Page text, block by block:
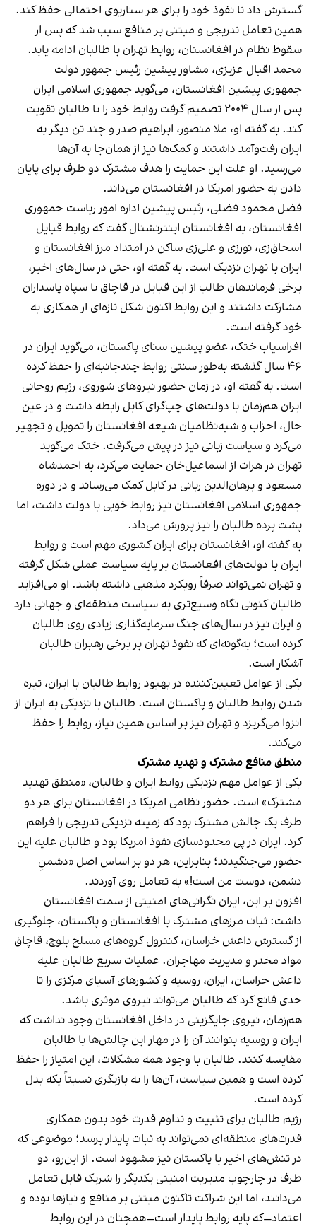
گسترش داد تا نفوذ خود را برای هر سناریوی احتمالی حفظ کند.
همین تعامل تدریجی و مبتنی بر منافع سبب شد که پس از
سقوط نظام در افغانستان، روابط تهران با طالبان ادامه یابد.
محمد اقبال عزیزی، مشاور پیشین رئیس جمهور دولت
جمهوری پیشین افغانستان، می‌گوید جمهوری اسلامی ایران
پس از سال ۲۰۰۴ تصمیم گرفت روابط خود را با طالبان تقویت
کند. به گفته او، ملا منصور، ابراهیم صدر و چند تن دیگر به
ایران رفت‌وآمد داشتند و کمک‌ها نیز از همان‌جا به آن‌ها
می‌رسید. او علت این حمایت را هدف مشترک دو طرف برای پایان
دادن به حضور امریکا در افغانستان می‌داند.
فضل محمود فضلی، رئیس پیشین اداره امور ریاست جمهوری
افغانستان، به افغانستان اینترنشنال گفت که روابط قبایل
اسحاق‌زی، نورزی و علی‌زی ساکن در امتداد مرز افغانستان و
ایران با تهران نزدیک است. به گفته او، حتی در سال‌های اخیر،
برخی فرماندهان طالب از این قبایل در قاچاق با سپاه پاسداران
مشارکت داشتند و این روابط اکنون شکل تازه‌ای از همکاری به
خود گرفته است.
افراسیاب ختک، عضو پیشین سنای پاکستان، می‌گوید ایران در
۴۶ سال گذشته به‌طور سنتی روابط چندجانبه‌ای را حفظ کرده
است. به گفته او، در زمان حضور نیروهای شوروی، رژیم روحانی
ایران هم‌زمان با دولت‌های چپ‌گرای کابل رابطه داشت و در عین
حال، احزاب و شبه‌نظامیان شیعه افغانستان را تمویل و تجهیز
می‌کرد و سیاست زبانی نیز در پیش می‌گرفت. ختک می‌گوید
تهران در هرات از اسماعیل‌خان حمایت می‌کرد، به احمدشاه
مسعود و برهان‌الدین ربانی در کابل کمک می‌رساند و در دوره
جمهوری اسلامی افغانستان نیز روابط خوبی با دولت داشت، اما
پشت پرده طالبان را نیز پرورش می‌داد.
به گفته او، افغانستان برای ایران کشوری مهم است و روابط
ایران با دولت‌های افغانستان بر پایه سیاست عملی شکل گرفته
و تهران نمی‌تواند صرفاً رویکرد مذهبی داشته باشد. او می‌افزاید
طالبان کنونی نگاه وسیع‌تری به سیاست منطقه‌ای و جهانی دارد
و ایران نیز در سال‌های جنگ سرمایه‌گذاری زیادی روی طالبان
کرده است؛ به‌گونه‌ای که نفوذ تهران بر برخی رهبران طالبان
آشکار است.
یکی از عوامل تعیین‌کننده در بهبود روابط طالبان با ایران، تیره
شدن روابط طالبان و پاکستان است. طالبان با نزدیکی به ایران از
انزوا می‌گریزد و تهران نیز بر اساس همین نیاز، روابط را حفظ
می‌کند.
منطق منافع مشترک و تهدید مشترک
یکی از عوامل مهم نزدیکی روابط ایران و طالبان، «منطق تهدید
مشترک» است. حضور نظامی امریکا در افغانستان برای هر دو
طرف یک چالش مشترک بود که زمینه نزدیکی تدریجی را فراهم
کرد. ایران در پی محدودسازی نفوذ امریکا بود و طالبان علیه این
حضور می‌جنگیدند؛ بنابراین، هر دو بر اساس اصل «دشمنِ
دشمن، دوست من است!» به تعامل روی آوردند.
افزون بر این، ایران نگرانی‌های امنیتی از سمت افغانستان
داشت: ثبات مرزهای مشترک با افغانستان و پاکستان، جلوگیری
از گسترش داعش خراسان، کنترول گروه‌های مسلح بلوچ، قاچاق
مواد مخدر و مدیریت مهاجران. عملیات سریع طالبان علیه
داعش خراسان، ایران، روسیه و کشورهای آسیای مرکزی را تا
حدی قانع کرد که طالبان می‌تواند نیروی موثری باشد.
هم‌زمان، نیروی جایگزینی در داخل افغانستان وجود نداشت که
ایران و روسیه بتوانند آن را در مهار این چالش‌ها با طالبان
مقایسه کنند. طالبان با وجود همه مشکلات، این امتیاز را حفظ
کرده‌ است و همین سیاست، آن‌ها را به بازیگری نسبتاً یکه بدل
کرده است.
رژیم طالبان برای تثبیت و تداوم قدرت خود بدون همکاری
قدرت‌های منطقه‌ای نمی‌تواند به ثبات پایدار برسد؛ موضوعی که
در تنش‌های اخیر با پاکستان نیز مشهود است. از این‌رو، دو
طرف در چارچوب مدیریت امنیتی یکدیگر را شریک قابل تعامل
می‌دانند، اما این شراکت تاکنون مبتنی بر منافع و نیازها بوده و
اعتماد—که پایه روابط پایدار است—همچنان در این روابط